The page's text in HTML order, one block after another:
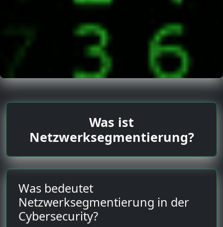
Was ist
Netzwerksegmentierung?
Was bedeutet
Netzwerksegmentierung in der
Cybersecurity?